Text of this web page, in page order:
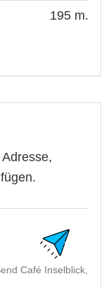
195 m.
Café Inselblick,